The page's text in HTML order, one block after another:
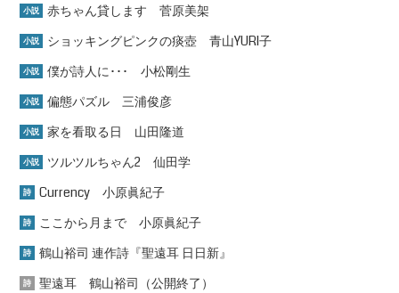
小説 赤ちゃん貸します 菅原美架
小説 ショッキングピンクの痰壺 青山YURI子
小説 僕が詩人に･･･ 小松剛生
小説 偏態パズル 三浦俊彦
小説 家を看取る日 山田隆道
小説 ツルツルちゃん2 仙田学
詩 Currency 小原眞紀子
詩 ここから月まで 小原眞紀子
詩 鶴山裕司 連作詩『聖遠耳 日日新』
詩 聖遠耳 鶴山裕司（公開終了）